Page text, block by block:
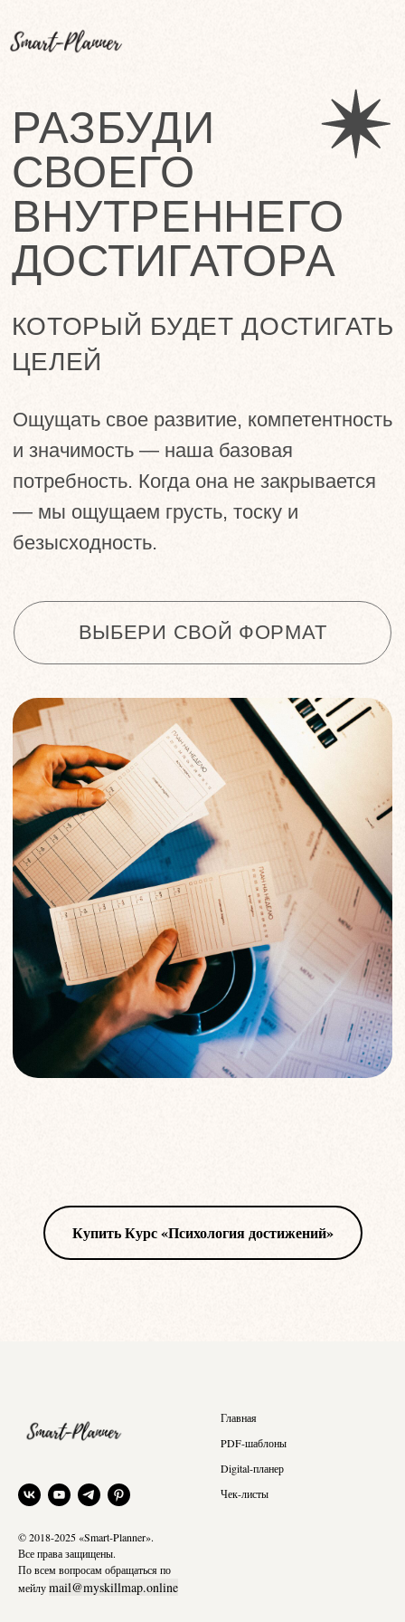
СВОЕГО
ВНУТРЕННЕГО
ДОСТИГАТОРА
и значимость — наша базовая
потребность. Когда она не закрывается
— мы ощущаем грусть, тоску и
ВЫБЕРИ СВОЙ ФОРМАТ
КОТОРЫЙ БУДЕТ ДОСТИГАТЬ
ЦЕЛЕЙ
Купить Курс «Психология достижений»
© 2018-2025 «Smart-Planner».
Все права защищены.
По всем вопросам обращаться по
мейлуmail@myskillmap.online
Главная
PDF-шаблоны
Digital-планер
Чек-листы